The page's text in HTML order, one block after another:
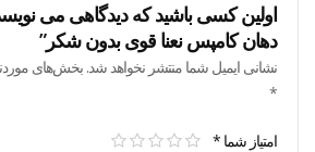
اولین کسی باشید که دیدگاهی می
دهان کامپس نعنا قوی بدون شکر”
نشانی ایمیل شما منتشر نخواهد شد. بخش‌های
*
امتیاز شما *